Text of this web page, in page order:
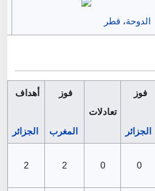
الدوحة، قطر
فوز
الجزائر
تعادلات
فوز
المغرب
أهداف
الجزائر
0
0
2
2